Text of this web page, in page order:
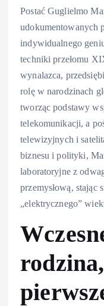
Postać Guglielmo
udokumentowanych
indywidualnego
techniki przełomu
wynalazca,
rolę w narodzinach
tworząc podstawy
telekomunikacji, a
telewizyjnych i
biznesu i polityki,
laboratoryjne z
przemysłową, stając
„elektrycznego”